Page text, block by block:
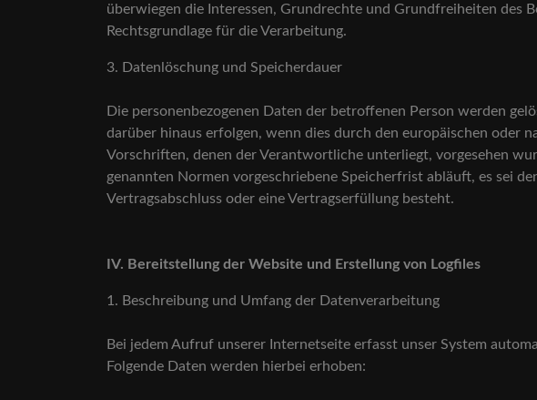
überwiegen die Interessen, Grundrechte und Grundfreiheiten des
Rechtsgrundlage für die Verarbeitung.
3. Datenlöschung und Speicherdauer
Die personenbezogenen Daten der betroffenen Person werden
darüber hinaus erfolgen, wenn dies durch den europäischen oder
Vorschriften, denen der Verantwortliche unterliegt, vorgesehen
genannten Normen vorgeschriebene Speicherfrist abläuft, es sei
Vertragsabschluss oder eine Vertragserfüllung besteht.
IV. Bereitstellung der Website und Erstellung von Logfiles
1. Beschreibung und Umfang der Datenverarbeitung
Bei jedem Aufruf unserer Internetseite erfasst unser System
Folgende Daten werden hierbei erhoben: